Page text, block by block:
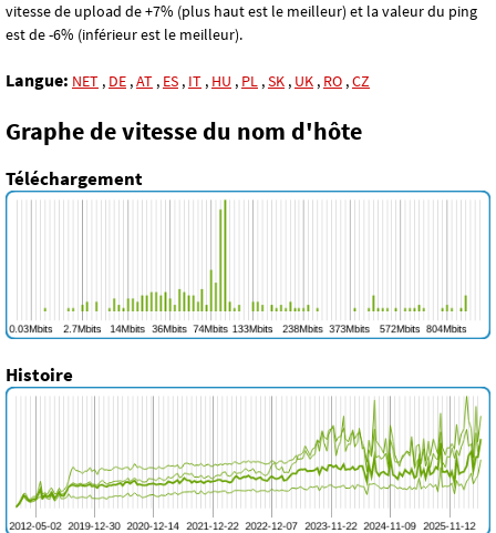
vitesse de upload de +7% (plus haut est le meilleur) et la valeur du ping
est de -6% (inférieur est le meilleur).
Langue: NET , DE ,AT , ES , IT , HU , PL ,SK , UK , RO ,CZ
Graphe de vitesse du nom d'hôte
Téléchargement
Histoire